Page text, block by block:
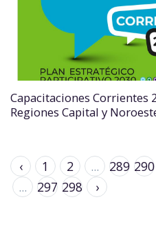
Capacitaciones Corrientes
Regiones Capital y
‹ 1 2 ... 289 290
...
297 298 ›